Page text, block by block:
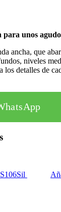
unos
ancha, que
niveles
los detalles de